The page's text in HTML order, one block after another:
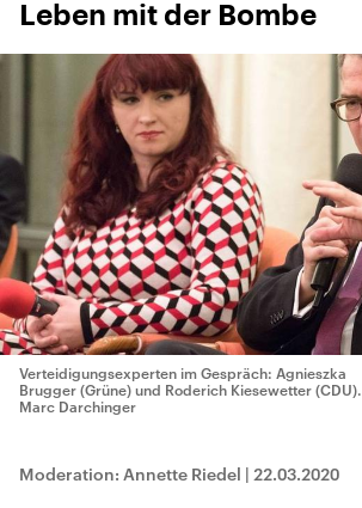
Leben mit der Bombe
Verteidigungsexperten im Gespräch: Agnieszka
Brugger (Grüne) und Roderich Kiesewetter (CDU).
Marc Darchinger
Moderation: Annette Riedel | 22.03.2020